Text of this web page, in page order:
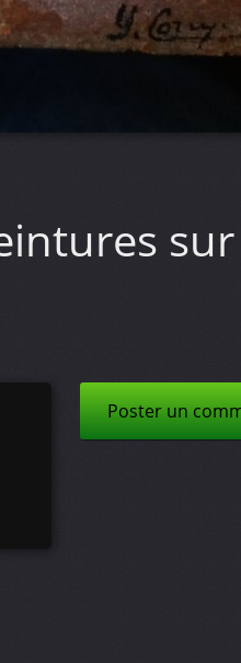
Poster un